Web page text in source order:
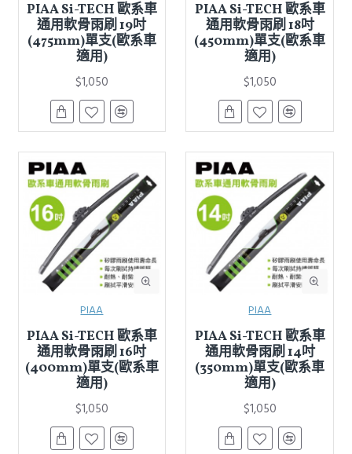
PIAA Si-TECH 歐系車
通用軟骨雨刷 19吋
(475mm)單支(歐系車
適用)
$1,050
PIAA Si-TECH 歐系車
通用軟骨雨刷 18吋
(450mm)單支(歐系車
適用)
$1,050
PIAA
PIAA Si-TECH 歐系車
通用軟骨雨刷 16吋
(400mm)單支(歐系車
適用)
$1,050
PIAA
PIAA Si-TECH 歐系車
通用軟骨雨刷 14吋
(350mm)單支(歐系車
適用)
$1,050